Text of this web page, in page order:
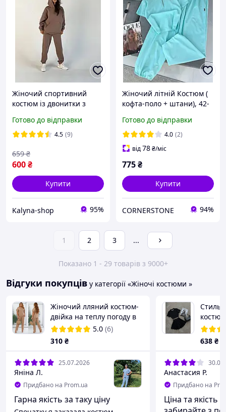
Жіночий спортивний
костюм із двонитки з
моко
Готово до відправки
4.5 (9)
600₴
659 ₴
Купити
Kalyna-shop 95%
Жіночий літній Костюм (
кофта-поло + штани), 42-
жовтий, рожевий, сірий,
двонить.
Готово до відправки
4.0 (2)
від78₴/міс
775₴
Купити
CORNERSTONE 94%
1 2 3 ...
Показано 1 - 29 товарів з 9000+
Відгуки покупців у категорії «Жіночі костюми »
Жіночий лляний костюм-
двійка на теплу погоду в
кольорі капучино
5.0 (6)
310 ₴
25.07.2026
Яніна Л.
Придбано на Prom.ua
Гарна якість за таку ціну
638 ₴
Анастасия Р.
Придбано на
Ціна та якість